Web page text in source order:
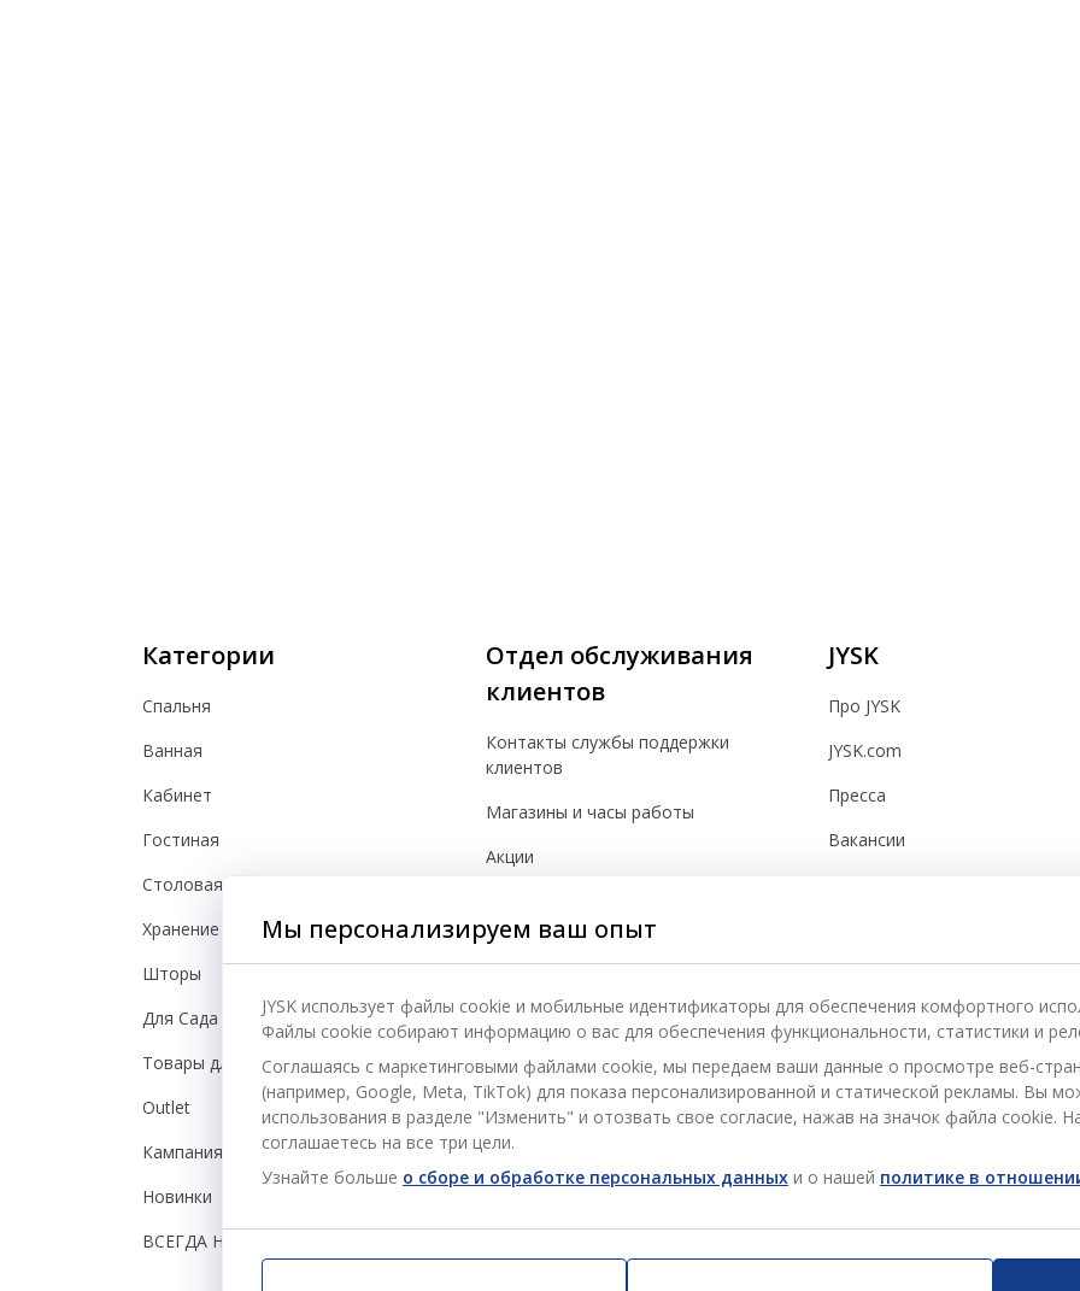
Категории
Спальня
Ванная
Кабинет
Гостиная
Столовая
Хранение
Шторы
Для Сада
Товары для дома
Outlet
Кампания
Новинки
ВСЕГДА НИЗКАЯ ЦЕНА
Отдел обслуживания
клиентов
Контакты службы поддержки
клиентов
Магазины и часы работы
Акции
Гарантия цены
Политика конфиденциальности
Скидочная карта
Преимущества для клиентов
Доставка
Жалобы
JYSK
Про JYSK
JYSK.com
Пресса
Вакансии
Полезные ссылки
Устойчивое развитие
Мы персонализируем ваш опыт
JYSK использует файлы cookie и мобильные идентификаторы для обеспечения комфортного
Файлы cookie собирают информацию о вас для обеспечения функциональности, статистики и
Соглашаясь с маркетинговыми файлами cookie, мы передаем ваши данные о просмотре веб-
(например, Google, Meta, TikTok) для показа персонализированной и статической рекламы. Вы
использования в разделе "Изменить" и отозвать свое согласие, нажав на значок файла cookie.
соглашаетесь на все три цели.
Узнайте больше о сборе и обработке персональных данных и о нашей политике в